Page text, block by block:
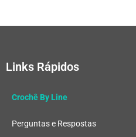
Links Rápidos
Crochê By Line
Perguntas e Respostas